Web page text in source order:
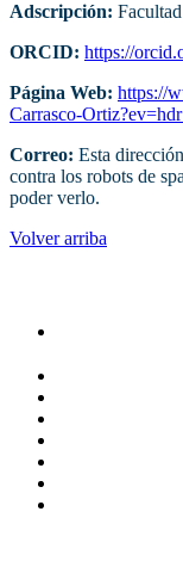
Adscripción:
ORCID: https://
Página Web: https://
Carrasco-
Correo: Esta
contra los robots de
poder verlo.
Volver arriba